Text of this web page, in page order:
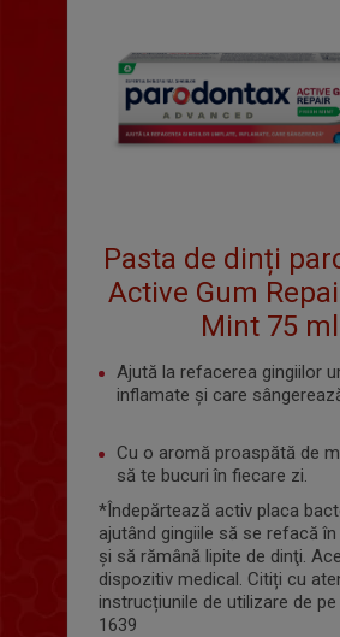
Pasta de dinți
Active Gum
Mint 75 ml
Ajută la refacerea gingiilor
inflamate și care
Cu o aromă proaspătă de
să te bucuri în fiecare zi.
*Îndepărtează activ placa
ajutând gingiile să se refacă
şi să rămână lipite de dinţi.
dispozitiv medical. Citiți cu
instrucțiunile de utilizare de pe
1639